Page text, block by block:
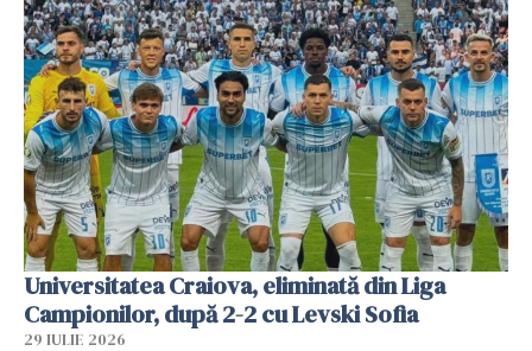
Universitatea Craiova, eliminată din Liga
Campionilor, după 2-2 cu Levski Sofia
29 IULIE 2026